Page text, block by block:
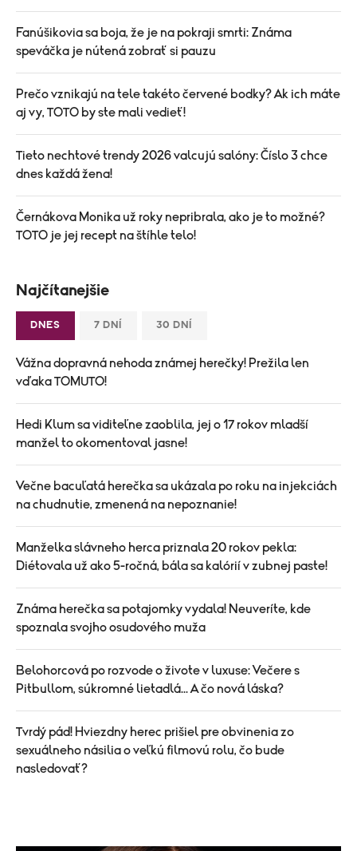
Fanúšikovia sa boja, že je na pokraji smrti: Známa
speváčka je nútená zobrať si pauzu
Prečo vznikajú na tele takéto červené bodky? Ak ich máte
aj vy, TOTO by ste mali vedieť!
Tieto nechtové trendy 2026 valcujú salóny: Číslo 3 chce
dnes každá žena!
Černákova Monika už roky nepribrala, ako je to možné?
TOTO je jej recept na štíhle telo!
Najčítanejšie
DNES 7 DNÍ 30 DNÍ
Vážna dopravná nehoda známej herečky! Prežila len
vďaka TOMUTO!
Hedi Klum sa viditeľne zaoblila, jej o 17 rokov mladší
manžel to okomentoval jasne!
Večne bacuľatá herečka sa ukázala po roku na injekciách
na chudnutie, zmenená na nepoznanie!
Manželka slávneho herca priznala 20 rokov pekla:
Diétovala už ako 5-ročná, bála sa kalórií v zubnej paste!
Známa herečka sa potajomky vydala! Neuveríte, kde
spoznala svojho osudového muža
Belohorcová po rozvode o živote v luxuse: Večere s
Pitbullom, súkromné lietadlá... A čo nová láska?
Tvrdý pád! Hviezdny herec prišiel pre obvinenia zo
sexuálneho násilia o veľkú filmovú rolu, čo bude
nasledovať?